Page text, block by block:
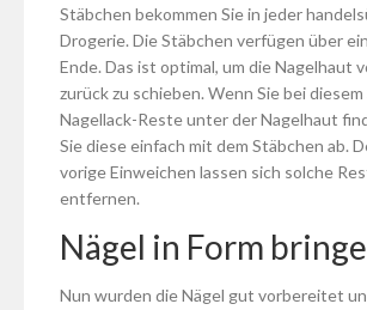
Stäbchen bekommen Sie in jeder
Drogerie. Die Stäbchen verfügen über
Ende. Das ist optimal, um die Nagelhaut
zurück zu schieben. Wenn Sie bei
Nagellack-Reste unter der Nagelhaut
Sie diese einfach mit dem Stäbchen ab.
vorige Einweichen lassen sich solche
entfernen.
Nägel in Form
Nun wurden die Nägel gut vorbereitet